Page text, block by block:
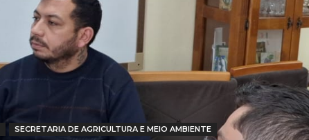
SECRETARIA DE AGRICULTURA E MEIO AMBIENTE